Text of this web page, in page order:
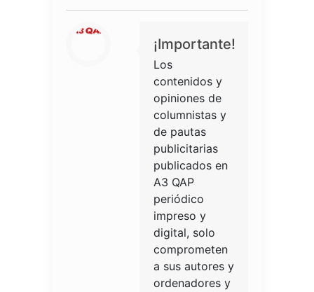
¡Importante!
Los
contenidos y
opiniones de
columnistas y
de pautas
publicitarias
publicados en
A3 QAP
periódico
impreso y
digital, solo
comprometen
a sus autores y
ordenadores y